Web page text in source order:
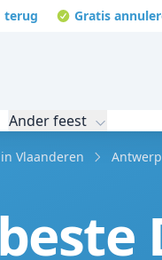
terug Gratis
Ander feest
in Vlaanderen